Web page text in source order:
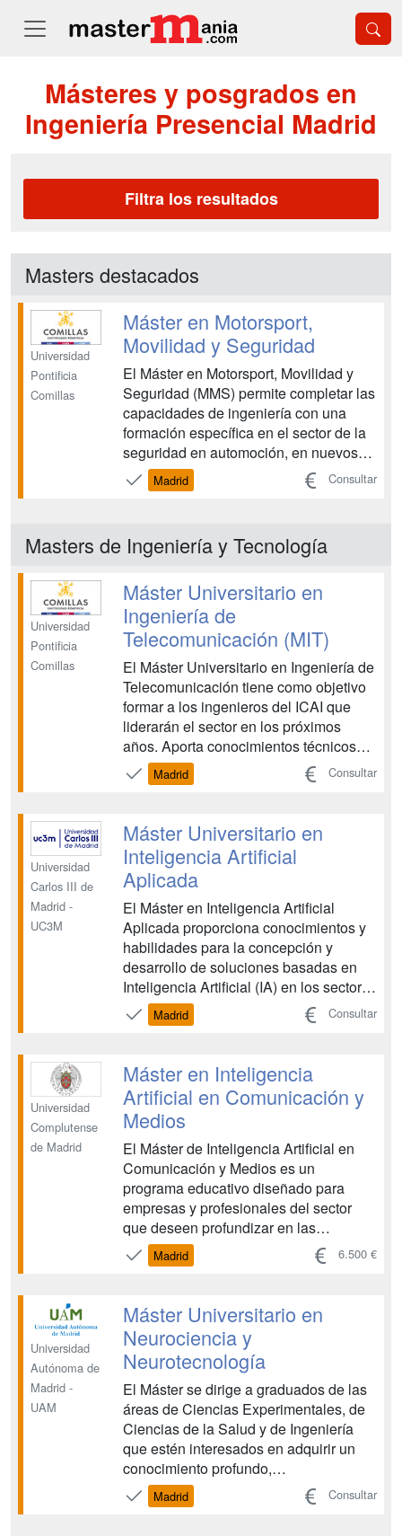
Másteres y posgrados en
Ingeniería Presencial Madrid
Filtra los resultados
Masters destacados
Universidad
Pontificia
Comillas
Máster en Motorsport,
Movilidad y Seguridad
El Máster en Motorsport, Movilidad y
Seguridad (MMS) permite completar las
capacidades de ingeniería con una
formación específica en el sector de la
seguridad en automoción, en nuevos
sistemas de propulsión y aspectos
ligados a movilidad sostenible con
simulación del comporat...
Madrid Consultar
Masters de Ingeniería y Tecnología
Universidad
Pontificia
Comillas
Máster Universitario en
Ingeniería de
Telecomunicación (MIT)
El Máster Universitario en Ingeniería de
Telecomunicación tiene como objetivo
formar a los ingenieros del ICAI que
liderarán el sector en los próximos
años. Aporta conocimientos técnicos
con formación generalista aplicable a
muchos sectores industriales y
formación práctica en la que el
estudiante es el actor principa...
Madrid Consultar
Universidad
Carlos III de
Madrid -
UC3M
Máster Universitario en
Inteligencia Artificial
Aplicada
El Máster en Inteligencia Artificial
Aplicada proporciona conocimientos y
habilidades para la concepción y
desarrollo de soluciones basadas en
Inteligencia Artificial (IA) en los sectores
más relevantes, con una clara
orientación profesional para un sector
profesionales en estas tecnologías son
muy altas. En la...
Madrid Consultar
Universidad
Complutense
de Madrid
Máster en Inteligencia
Artificial en Comunicación y
Medios
El Máster de Inteligencia Artificial en
Comunicación y Medios es un
programa educativo diseñado para
empresas y profesionales del sector
que deseen profundizar en las
aplicaciones de la Inteligencia Artificial
(IA) en el ámbito de la comunicación y
máster tiene como objetivo principal
proporcionar a los participante...
Madrid 6.500 €
Universidad
Autónoma de
Madrid -
UAM
Máster Universitario en
Neurociencia y
Neurotecnología
El Máster se dirige a graduados de las
áreas de Ciencias Experimentales, de
Ciencias de la Salud y de Ingeniería
que estén interesados en adquirir un
conocimiento profundo,
multidisciplinario y actual del Sistema
Nervioso y de las tecnologías usadas
Madrid Consultar